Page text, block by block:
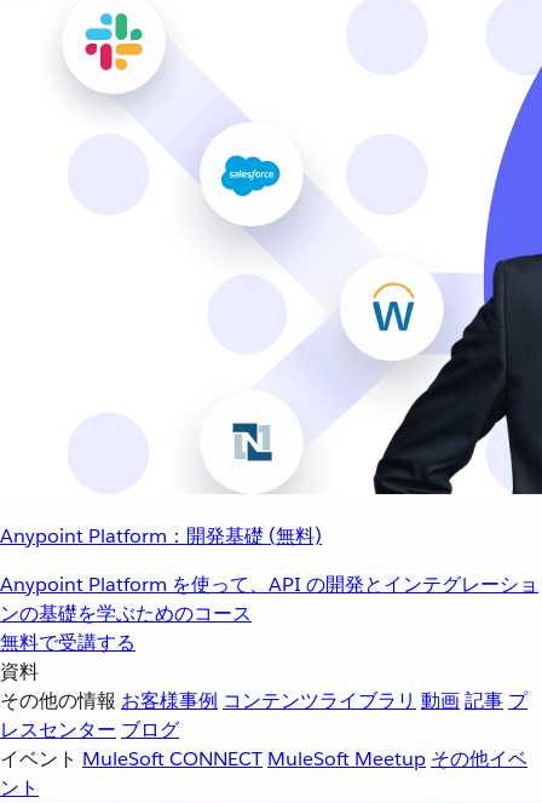
Anypoint Platform：開発基礎 (無料)
Anypoint Platform を使って、API の開発とインテグレーショ
ンの基礎を学ぶためのコース
無料で受講する
資料
その他の情報 お客様事例 コンテンツライブラリ 動画記事 プ
レスセンター ブログ
イベント MuleSoft CONNECT MuleSoft Meetup その他イベ
ント